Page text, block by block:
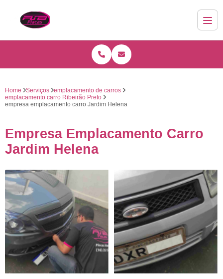
Home Serviços
emplacamento de carros
emplacamento carro Ribeirão Preto
empresa emplacamento carro Jardim Helena
Empresa Emplacamento Carro
Jardim Helena